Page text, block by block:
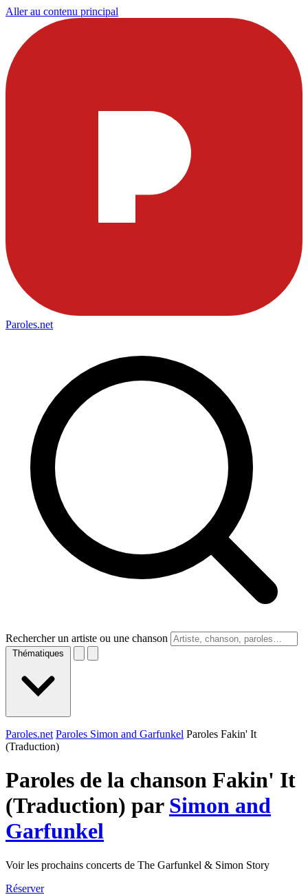
Aller au contenu principal
Paroles.net
Rechercher un artiste ou une chanson
Thématiques
Paroles.net Paroles Simon and Garfunkel Paroles Fakin' It
(Traduction)
Paroles de la chanson Fakin' It
(Traduction) par Simon and
Garfunkel
Voir les prochains concerts de The Garfunkel & Simon Story
Réserver